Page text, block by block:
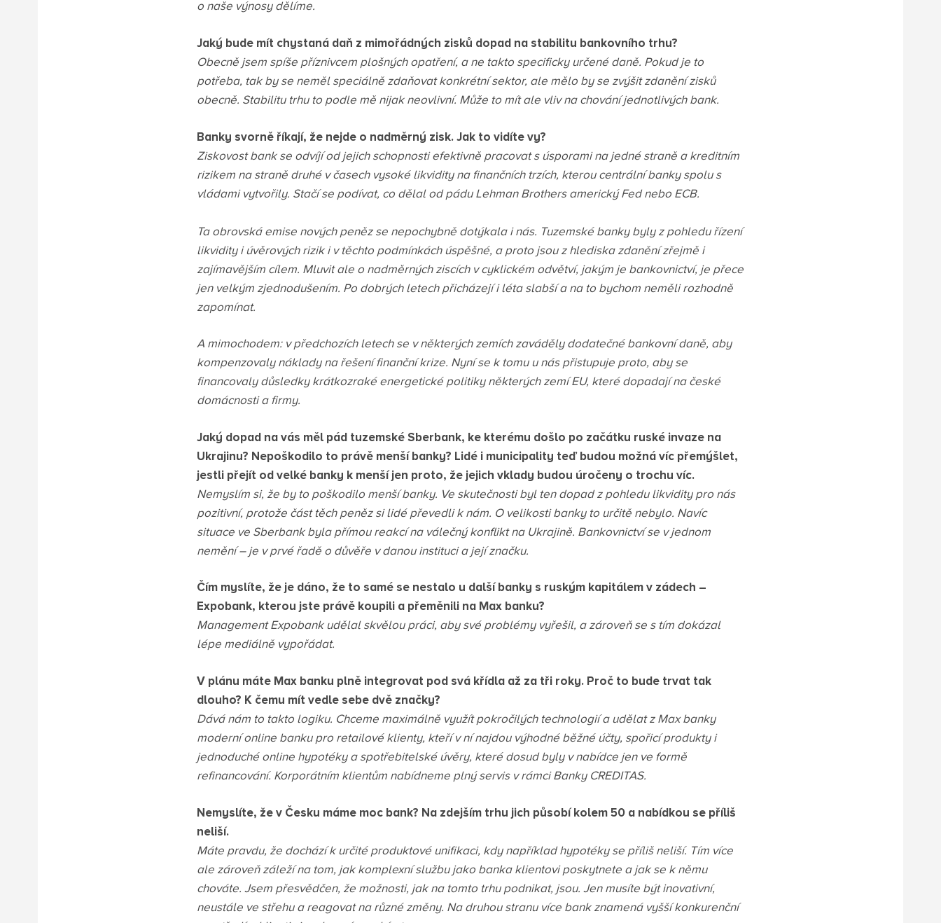
o naše výnosy dělíme.
Jaký bude mít chystaná daň z mimořádných zisků dopad na stabilitu bankovního trhu?
Obecně jsem spíše příznivcem plošných opatření, a ne takto specificky určené daně. Pokud je to
potřeba, tak by se neměl speciálně zdaňovat konkrétní sektor, ale mělo by se zvýšit zdanění zisků
obecně. Stabilitu trhu to podle mě nijak neovlivní. Může to mít ale vliv na chování jednotlivých bank.
Banky svorně říkají, že nejde o nadměrný zisk. Jak to vidíte vy?
Ziskovost bank se odvíjí od jejich schopnosti efektivně pracovat s úsporami na jedné straně a kreditním
rizikem na straně druhé v časech vysoké likvidity na finančních trzích, kterou centrální banky spolu s
vládami vytvořily. Stačí se podívat, co dělal od pádu Lehman Brothers americký Fed nebo ECB.
Ta obrovská emise nových peněz se nepochybně dotýkala i nás. Tuzemské banky byly z pohledu řízení
likvidity i úvěrových rizik i v těchto podmínkách úspěšné, a proto jsou z hlediska zdanění zřejmě i
zajímavějším cílem. Mluvit ale o nadměrných ziscích v cyklickém odvětví, jakým je bankovnictví, je přece
jen velkým zjednodušením. Po dobrých letech přicházejí i léta slabší a na to bychom neměli rozhodně
zapomínat.
A mimochodem: v předchozích letech se v některých zemích zaváděly dodatečné bankovní daně, aby
kompenzovaly náklady na řešení finanční krize. Nyní se k tomu u nás přistupuje proto, aby se
financovaly důsledky krátkozraké energetické politiky některých zemí EU, které dopadají na české
domácnosti a firmy.
Jaký dopad na vás měl pád tuzemské Sberbank, ke kterému došlo po začátku ruské invaze na
Ukrajinu? Nepoškodilo to právě menší banky? Lidé i municipality teď budou možná víc přemýšlet,
jestli přejít od velké banky k menší jen proto, že jejich vklady budou úročeny o trochu víc.
Nemyslím si, že by to poškodilo menší banky. Ve skutečnosti byl ten dopad z pohledu likvidity pro nás
pozitivní, protože část těch peněz si lidé převedli k nám. O velikosti banky to určitě nebylo. Navíc
situace ve Sberbank byla přímou reakcí na válečný konflikt na Ukrajině. Bankovnictví se v jednom
nemění – je v prvé řadě o důvěře v danou instituci a její značku.
Čím myslíte, že je dáno, že to samé se nestalo u další banky s ruským kapitálem v zádech –
Expobank, kterou jste právě koupili a přeměnili na Max banku?
Management Expobank udělal skvělou práci, aby své problémy vyřešil, a zároveň se s tím dokázal
lépe mediálně vypořádat.
V plánu máte Max banku plně integrovat pod svá křídla až za tři roky. Proč to bude trvat tak
dlouho? K čemu mít vedle sebe dvě značky?
Dává nám to takto logiku. Chceme maximálně využít pokročilých technologií a udělat z Max banky
moderní online banku pro retailové klienty, kteří v ní najdou výhodné běžné účty, spořicí produkty i
jednoduché online hypotéky a spotřebitelské úvěry, které dosud byly v nabídce jen ve formě
refinancování. Korporátním klientům nabídneme plný servis v rámci Banky CREDITAS.
Nemyslíte, že v Česku máme moc bank? Na zdejším trhu jich působí kolem 50 a nabídkou se příliš
neliší.
Máte pravdu, že dochází k určité produktové unifikaci, kdy například hypotéky se příliš neliší. Tím více
ale zároveň záleží na tom, jak komplexní službu jako banka klientovi poskytnete a jak se k němu
chováte. Jsem přesvědčen, že možnosti, jak na tomto trhu podnikat, jsou. Jen musíte být inovativní,
neustále ve střehu a reagovat na různé změny. Na druhou stranu více bank znamená vyšší konkurenční